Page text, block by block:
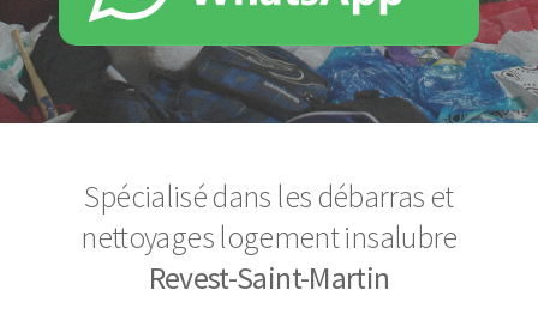
Spécialisé dans les débarras et
nettoyages logement insalubre
Revest-Saint-Martin